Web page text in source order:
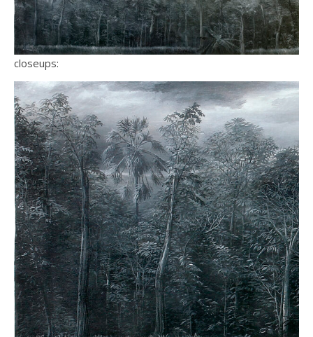
closeups: